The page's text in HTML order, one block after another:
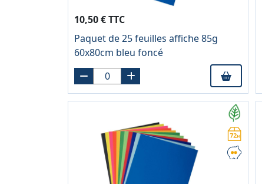
10,50 € TTC
Paquet de 25 feuilles affiche 85g
60x80cm bleu foncé